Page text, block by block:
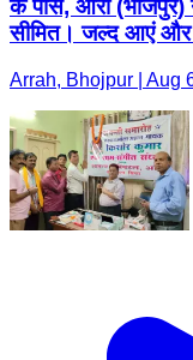
के पास, आरा
सीमित। जल्द आएं और
Arrah, Bhojpur | Aug